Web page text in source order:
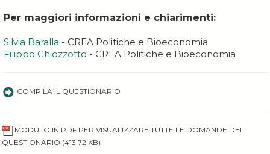
Per maggiori informazioni e chiarimenti:
Silvia Baralla - CREA Politiche e Bioeconomia
Filippo Chiozzotto - CREA Politiche e Bioeconomia
COMPILA IL QUESTIONARIO
MODULO IN PDF PER VISUALIZZARE TUTTE LE DOMANDE DEL
QUESTIONARIO (413.72 KB)